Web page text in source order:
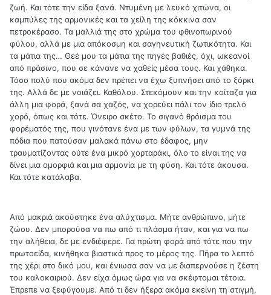
ζωή. Και τότε την είδα ξανά. Ντυμένη με λευκό χιτώνα, οι
καμπύλες της αρμονικές και τα χείλη της κόκκινα σαν
πετροκέρασο. Τα μαλλιά της στο χρώμα του φθινοπωρινού
φύλου, αλλά με μια απόκοσμη και σαγηνευτική ζωτικότητα. Και
τα μάτια της… Θεέ μου τα μάτια της πηγές βαθιές, όχι, ωκεανοί
από πράσινο, που σε κάνανε να χαθείς μέσα τους. Και χάθηκα.
Τόσο πολύ που ακόμα δεν πρέπει να έχω ξυπνήσει από το ξόρκι
της. Αλλά δε με νοιάζει. Καθόλου. Στεκόμουν και την κοίταζα για
άλλη μια φορά, ξανά σα χαζός, να χορεύει πάλι τον ίδιο τρελό
χορό, όπως και τότε. Όνειρο σκέτο. Το σιγανό θρόισμα του
φορέματός της, που γινότανε ένα με των φύλων, τα γυμνά της
πόδια που πατούσαν μαλακά πάνω στο έδαφος, μην
τραυματίζοντας ούτε ένα μικρό χορταράκι, όλο το είναι της να
δίνει μια ομορφιά και μια αρμονία με τη φύση. Και τότε άκουσα.
Και τότε κατάλαβα.
Από μακριά ακούστηκε ένα αλύχτισμα. Μήτε ανθρώπινο, μήτε
ζώου. Δεν μπορούσα να πω από τι πλάσμα ήταν, και για να πω
την αλήθεια, δε με ενδιέφερε. Για πρώτη φορά από τότε που την
πρωτοείδα, κινήθηκα βιαστικά προς το μέρος της. Πήρα το λεπτό
της χέρι στο δικό μου, και ένιωσα σαν να με διαπερνούσε η ζέστη
του καλοκαιριού. Δεν είχα όμως ώρα για να σκέφτομαι τέτοια.
Έπρεπε να ξεφύγουμε. Από τι δεν ήξερα ακόμα εκείνη τη στιγμή,